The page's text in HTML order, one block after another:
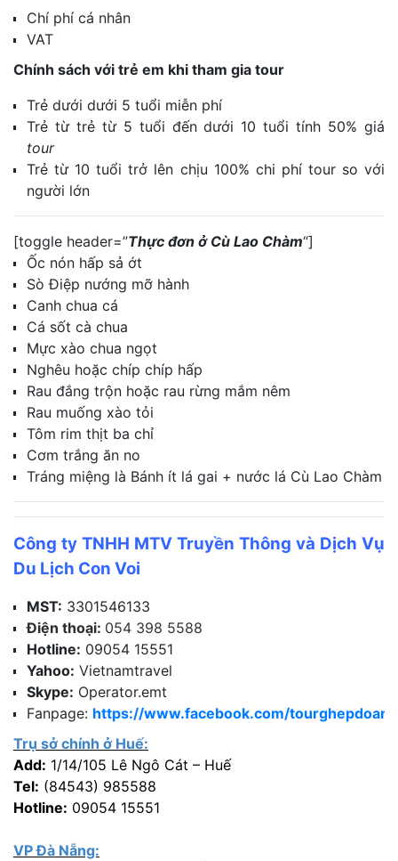
Chí phí cá nhân
VAT
Chính sách với trẻ em khi tham gia tour
Trẻ dưới dưới 5 tuổi miễn phí
Trẻ từ trẻ từ 5 tuổi đến dưới 10 tuổi tính 50% giá
tour
Trẻ từ 10 tuổi trở lên chịu 100% chi phí tour so với
người lớn
[toggle header=”Thực đơn ở Cù Lao Chàm“]
Ốc nón hấp sả ớt
Sò Điệp nướng mỡ hành
Canh chua cá
Cá sốt cà chua
Mực xào chua ngọt
Nghêu hoặc chíp chíp hấp
Rau đắng trộn hoặc rau rừng mắm nêm
Rau muống xào tỏi
Tôm rim thịt ba chỉ
Cơm trắng ăn no
Tráng miệng là Bánh ít lá gai + nước lá Cù Lao Chàm
Công ty TNHH MTV Truyền Thông và Dịch Vụ
Du Lịch Con Voi
MST: 3301546133
Điện thoại: 054 398 5588
Hotline: 09054 15551
Yahoo: Vietnamtravel
Skype: Operator.emt
Fanpage: https://www.facebook.com/
Trụ sở chính ở Huế:
Add: 1/14/105 Lê Ngô Cát – Huế
Tel: (84543) 985588
Hotline: 09054 15551
VP Đà Nẵng: